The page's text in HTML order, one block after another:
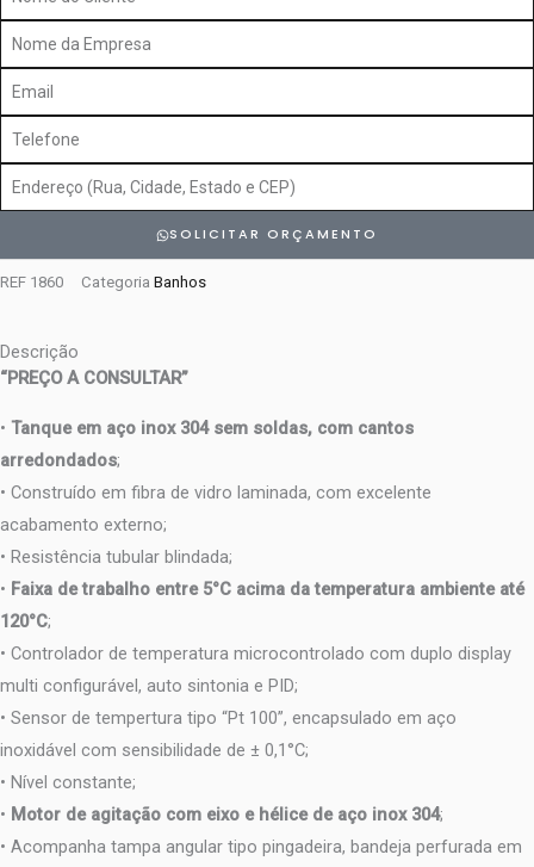
do
Cliente
Nome
da
Empresa
Email
Telefone
Endereço
SOLICITAR ORÇAMENTO
REF 1860 Categoria Banhos
Descrição
“PREÇO A CONSULTAR”
• Tanque em aço inox 304 sem soldas, com cantos
arredondados;
• Construído em fibra de vidro laminada, com excelente
acabamento externo;
• Resistência tubular blindada;
• Faixa de trabalho entre 5°C acima da temperatura ambiente até
120°C;
• Controlador de temperatura microcontrolado com duplo display
multi configurável, auto sintonia e PID;
• Sensor de tempertura tipo “Pt 100”, encapsulado em aço
inoxidável com sensibilidade de ± 0,1°C;
• Nível constante;
• Motor de agitação com eixo e hélice de aço inox 304;
• Acompanha tampa angular tipo pingadeira, bandeja perfurada em